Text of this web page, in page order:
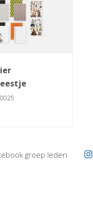
groep leden